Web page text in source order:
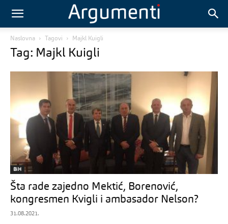
Naslovna Tagovi Majkl Kuigli
Tag: Majkl Kuigli
BiH
Šta rade zajedno Mektić, Borenović,
kongresmen Kvigli i ambasador Nelson?
31.08.2021.